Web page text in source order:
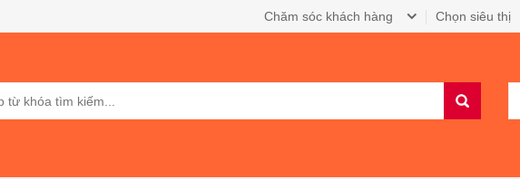
Chọn siêu thị
Chăm sóc khách hàng